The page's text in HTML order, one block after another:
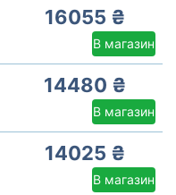
16055 ₴
В магазин
14480 ₴
В магазин
14025 ₴
В магазин